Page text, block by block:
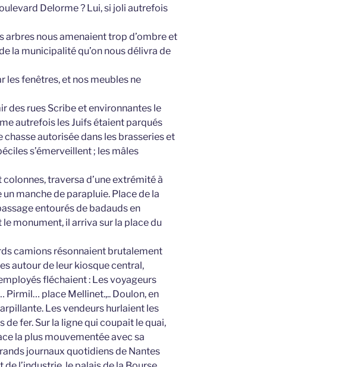
Delorme ? Lui, si joli autrefois
arbres nous amenaient trop d’ombre et
la municipalité qu’on nous délivra de
les fenêtres, et nos meubles ne
des rues Scribe et environnantes le
autrefois les Juifs étaient parqués
chasse autorisée dans les brasseries et
s’émerveillent ; les mâles
traversa d’une extrémité à
manche de parapluie. Place de la
entourés de badauds en
monument, il arriva sur la place du
camions résonnaient brutalement
autour de leur kiosque central,
fléchaient : Les voyageurs
Pirmil… place Mellinet.,.. Doulon, en
Les vendeurs hurlaient les
de fer. Sur la ligne qui coupait le quai,
la plus mouvementée avec sa
journaux quotidiens de Nantes